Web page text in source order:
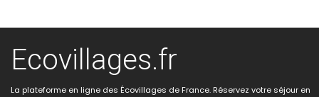
Ecovillages.fr
La plateforme en ligne des Écovillages de France. Réservez votre séjour en